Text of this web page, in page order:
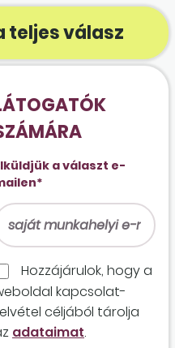
teljes válasz
a választ e-
Hozzájárulok, hogy a
kapcso­lat­
céljából tárolja
adataimat.